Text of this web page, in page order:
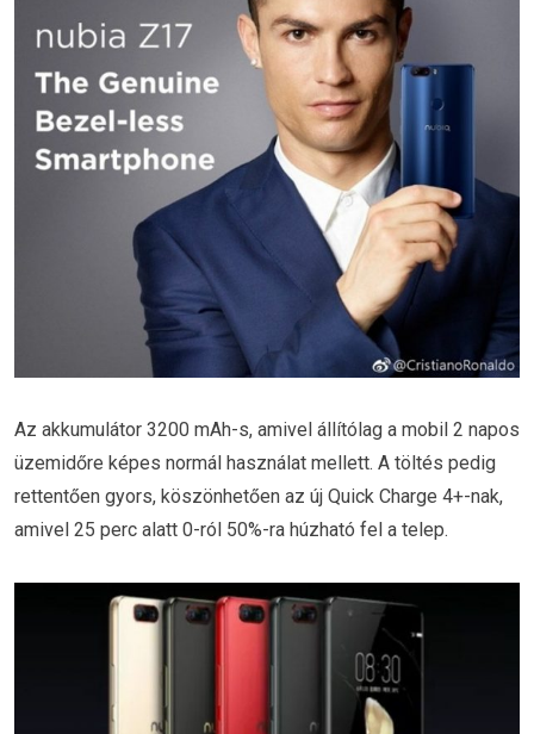
Az akkumulátor 3200 mAh-s, amivel állítólag a mobil 2 napos
üzemidőre képes normál használat mellett. A töltés pedig
rettentően gyors, köszönhetően az új Quick Charge 4+-nak,
amivel 25 perc alatt 0-ról 50%-ra húzható fel a telep.